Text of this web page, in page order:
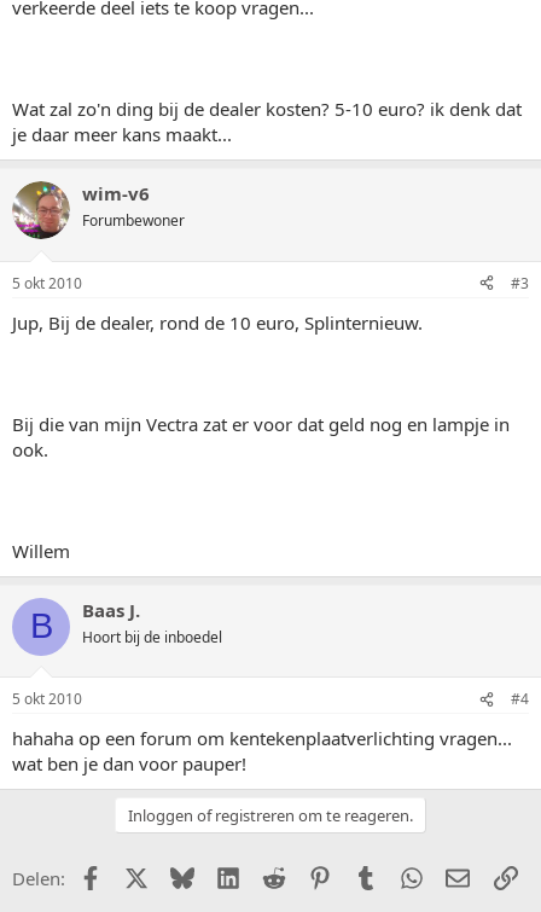
verkeerde deel iets te koop vragen...
Wat zal zo'n ding bij de dealer kosten? 5-10 euro? ik denk dat
je daar meer kans maakt...
wim-v6
Forumbewoner
5 okt 2010 #3
Jup, Bij de dealer, rond de 10 euro, Splinternieuw.
Bij die van mijn Vectra zat er voor dat geld nog en lampje in
ook.
Willem
B Baas J.
Hoort bij de inboedel
5 okt 2010 #4
hahaha op een forum om kentekenplaatverlichting vragen...
wat ben je dan voor pauper!
Inloggen of registreren om te reageren.
Delen: FacebookX (Twitter)
BlueskyLinkedIn
Reddit PinterestTumblr WhatsApp
E-mail